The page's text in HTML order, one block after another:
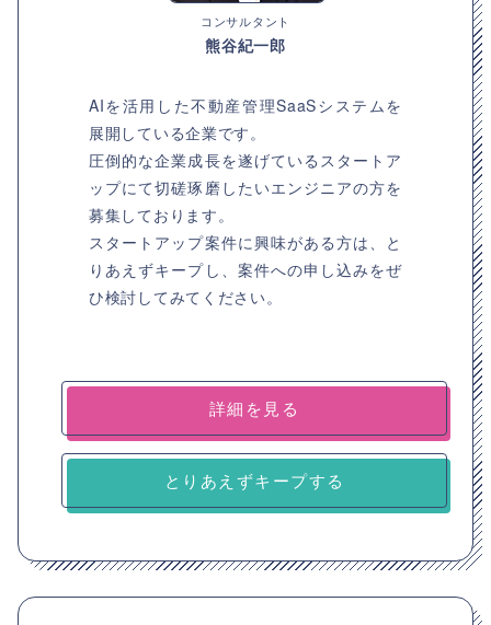
コンサルタント
熊谷紀一郎
AIを活用した不動産管理SaaSシステムを
展開している企業です。
圧倒的な企業成長を遂げているスタートア
ップにて切磋琢磨したいエンジニアの方を
募集しております。
スタートアップ案件に興味がある方は、と
りあえずキープし、案件への申し込みをぜ
ひ検討してみてください。
詳細を見る
とりあえずキープする